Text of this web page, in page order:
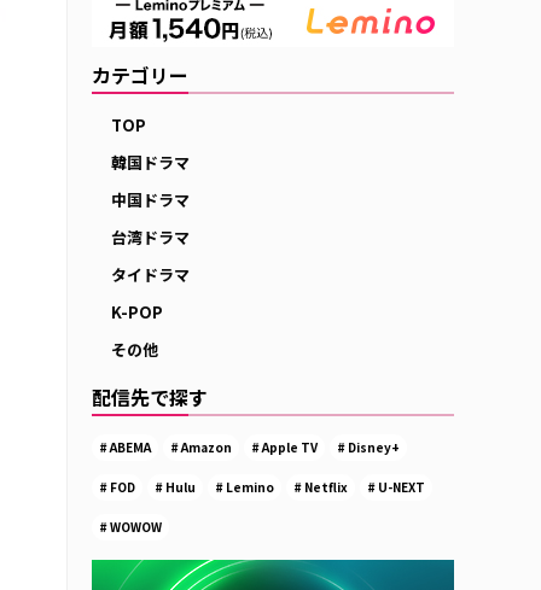
カテゴリー
TOP
韓国ドラマ
中国ドラマ
台湾ドラマ
タイドラマ
K-POP
その他
配信先で探す
ABEMA Amazon Apple TV Disney+
FOD Hulu Lemino Netflix U-NEXT
WOWOW